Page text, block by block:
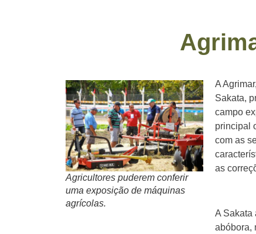
Agricultores puderem conferir
uma exposição de máquinas
agrícolas.
A
Sakata,
campo
principal
com as
as
A Sakata
abóbora,